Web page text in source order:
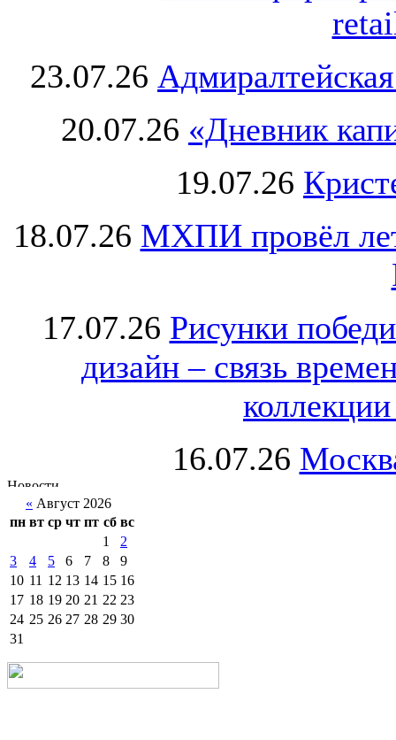
23.07.26
20.07.26 «Дневник
19.07.26
18.07.26 МХПИ провёл
17.07.26 Рисунки
дизайн – связь
16.07.26
« Август 2026
пн вт ср чт пт сб вс
1
2
3
4 5 6 7 8
9
10 11 12 13 14 15 16
17 18 19 20 21 22 23
24 25 26 27 28 29 30
31